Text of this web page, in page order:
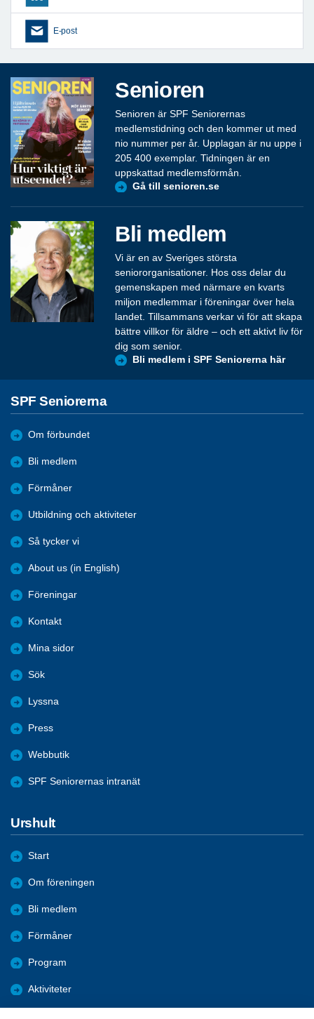
E-post
Senioren
Senioren är SPF Seniorernas
medlemstidning och den kommer ut med
nio nummer per år. Upplagan är nu uppe i
205 400 exemplar. Tidningen är en
uppskattad medlemsförmån.
Gå till senioren.se
Bli medlem
Vi är en av Sveriges största
seniororganisationer. Hos oss delar du
gemenskapen med närmare en kvarts
miljon medlemmar i föreningar över hela
landet. Tillsammans verkar vi för att skapa
bättre villkor för äldre – och ett aktivt liv för
dig som senior.
Bli medlem i SPF Seniorerna här
SPF Seniorerna
Om förbundet
Bli medlem
Förmåner
Utbildning och aktiviteter
Så tycker vi
About us (in English)
Föreningar
Kontakt
Mina sidor
Sök
Lyssna
Press
Webbutik
SPF Seniorernas intranät
Urshult
Start
Om föreningen
Bli medlem
Förmåner
Program
Aktiviteter